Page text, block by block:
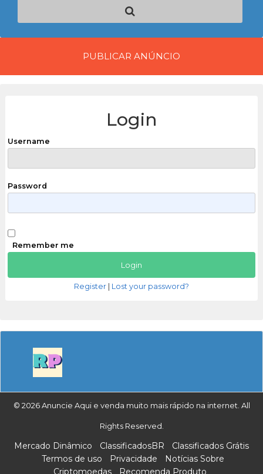
PUBLICAR ANÚNCIO
Login
Username
Password
Remember me
Register Lost your password?
© 2026 Anuncie Aqui e venda muito mais rápido na internet. All
Rights Reserved.
Mercado Dinâmico ClassificadosBR
Classificados Grátis
Termos de uso
Privacidade
Notícias Sobre
Criptomoedas
Recomenda Produto